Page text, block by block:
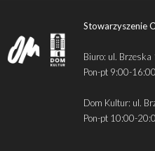
Stowarzyszenie
Biuro: ul.
Pon-pt 9:00-16:00
Dom Kultur: ul.
Pon-pt 10:00-